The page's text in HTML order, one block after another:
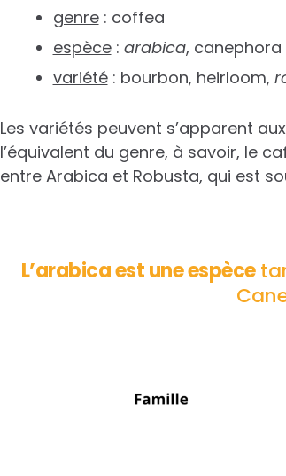
genre: coffea
espèce: arabica, canephora
variété: bourbon, heirloom,
Les variétés peuvent s’apparent
l’équivalent du genre, à savoir, le
entre Arabica et Robusta, qui est
L’arabica est une espèce